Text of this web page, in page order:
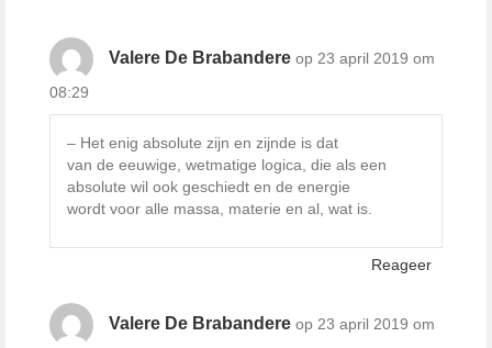
Valere De Brabandere op 23 april 2019 om
08:29
– Het enig absolute zijn en zijnde is dat
van de eeuwige, wetmatige logica, die als een
absolute wil ook geschiedt en de energie
wordt voor alle massa, materie en al, wat is.
Reageer
Valere De Brabandere op 23 april 2019 om